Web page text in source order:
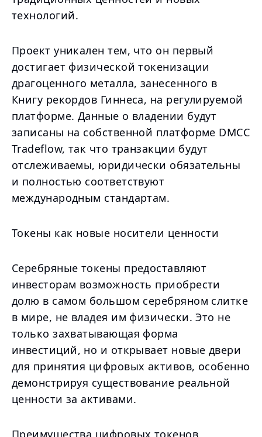
технологий.
Проект уникален тем, что он первый
достигает физической токенизации
драгоценного металла, занесенного в
Книгу рекордов Гиннеса, на регулируемой
платформе. Данные о владении будут
записаны на собственной платформе DMCC
Tradeflow, так что транзакции будут
отслеживаемы, юридически обязательны
и полностью соответствуют
международным стандартам.
Токены как новые носители ценности
Серебряные токены предоставляют
инвесторам возможность приобрести
долю в самом большом серебряном слитке
в мире, не владея им физически. Это не
только захватывающая форма
инвестиций, но и открывает новые двери
для принятия цифровых активов, особенно
демонстрируя существование реальной
ценности за активами.
Преимущества цифровых токенов